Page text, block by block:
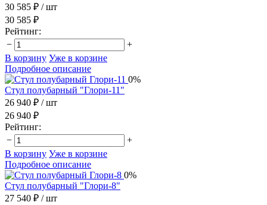
30 585 ₽ / шт
30 585 ₽
Рейтинг:
−
+
В корзину Уже в корзине
Подробное описание
0%
Стул полубарный "Глори-11"
26 940 ₽ / шт
26 940 ₽
Рейтинг:
−
+
В корзину Уже в корзине
Подробное описание
0%
Стул полубарный "Глори-8"
27 540 ₽ / шт